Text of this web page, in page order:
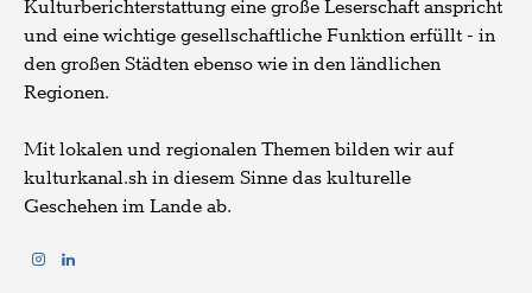
Kulturberichterstattung eine große Leserschaft anspricht
und eine wichtige gesellschaftliche Funktion erfüllt - in
den großen Städten ebenso wie in den ländlichen
Regionen.
Mit lokalen und regionalen Themen bilden wir auf
kulturkanal.sh in diesem Sinne das kulturelle
Geschehen im Lande ab.